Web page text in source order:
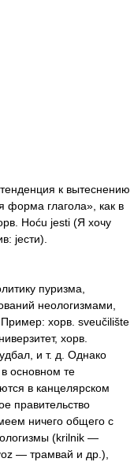
к вытеснению
форма глагола», как в
Hoću jesti (Я хочу
јести).
пуризма,
неологизмами,
хорв. sveučilište
хорв.
и т. д. Однако
основном те
в канцелярском
правительство
ничего общего с
(krilnik —
— трамвай и др.),